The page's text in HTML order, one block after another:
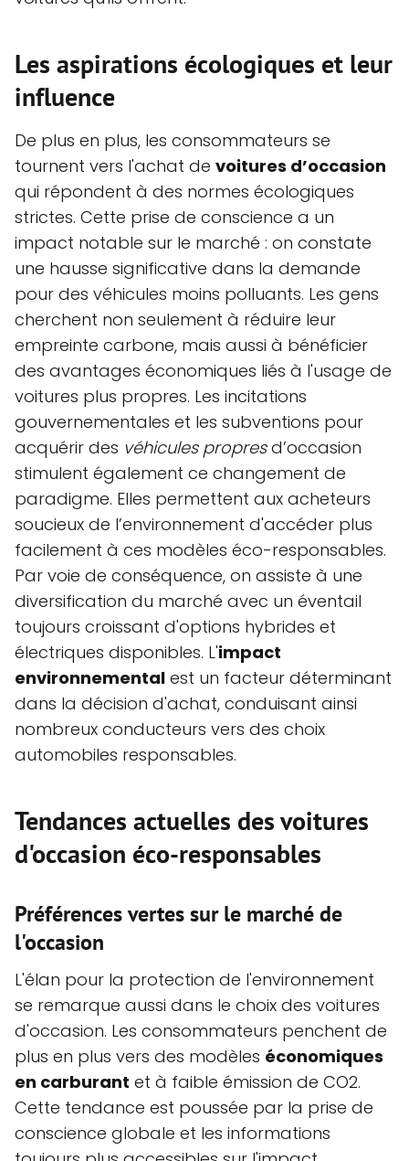
Les aspirations écologiques et leur
influence
De plus en plus, les consommateurs se
tournent vers l'achat de voitures d’occasion
qui répondent à des normes écologiques
strictes. Cette prise de conscience a un
impact notable sur le marché : on constate
une hausse significative dans la demande
pour des véhicules moins polluants. Les gens
cherchent non seulement à réduire leur
empreinte carbone, mais aussi à bénéficier
des avantages économiques liés à l'usage de
voitures plus propres. Les incitations
gouvernementales et les subventions pour
acquérir des véhicules propresd’occasion
stimulent également ce changement de
paradigme. Elles permettent aux acheteurs
soucieux de l’environnement d'accéder plus
facilement à ces modèles éco-responsables.
Par voie de conséquence, on assiste à une
diversification du marché avec un éventail
toujours croissant d'options hybrides et
électriques disponibles. L'impact
environnemental est un facteur déterminant
dans la décision d'achat, conduisant ainsi
nombreux conducteurs vers des choix
automobiles responsables.
Tendances actuelles des voitures
d'occasion éco-responsables
Préférences vertes sur le marché de
l'occasion
L'élan pour la protection de l'environnement
se remarque aussi dans le choix des voitures
d'occasion. Les consommateurs penchent de
plus en plus vers des modèles économiques
en carburant et à faible émission de CO2.
Cette tendance est poussée par la prise de
conscience globale et les informations